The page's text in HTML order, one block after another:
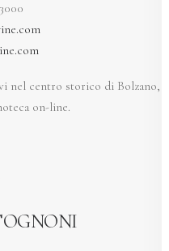
nel centro storico di Bolzano,
on-line.